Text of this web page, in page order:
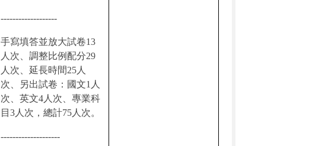
-------------------
手寫填答並放大試卷13
人次、調整比例配分29
人次、延長時間25人
次、另出試卷：國文1 人
次、英文4人次、專業科
目 3人次，總計75人次。
--------------------